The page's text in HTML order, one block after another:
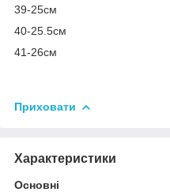
39-25см
40-25.5см
41-26см
Приховати
Характеристики
Основні